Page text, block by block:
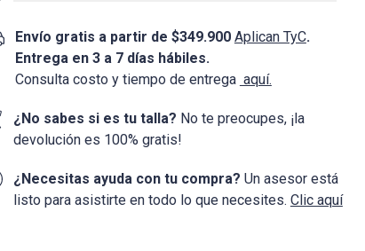
Envío gratis a partir de $349.900 Aplican TyC.
Entrega en 3 a 7 días hábiles.
Consulta costo y tiempo de entrega aquí.
¿No sabes si es tu talla? No te preocupes, ¡la
devoluciónes 100% gratis!
¿Necesitas ayuda con tu compra? Un asesor está
listo para asistirte en todo lo que necesites. Clic aquí